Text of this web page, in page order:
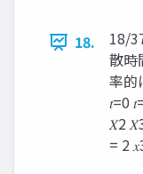
18.
18/
散時
率的
𝑡=0
𝑋2
= 2